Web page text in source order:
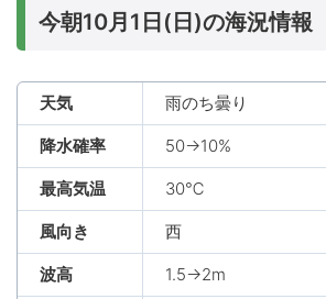
今朝10月1日(日)の海況情報
天気 雨のち曇り
降水確率 50→10%
最高気温 30℃
風向き 西
波高 1.5→2m